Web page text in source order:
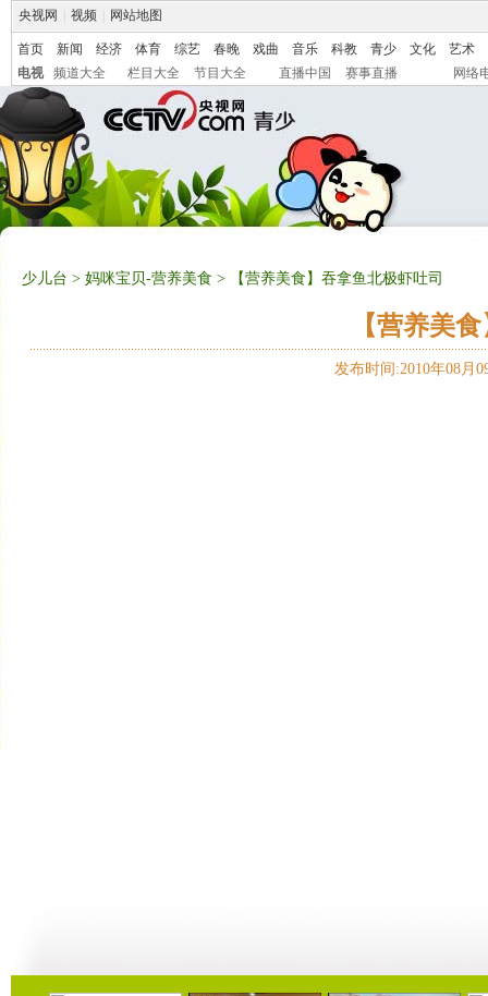
央视网 视频 网站地图
首页 新闻 经济 体育 综艺 春晚 戏曲 音乐 科教 青少 文化
艺术
电视
频道大全 栏目大全 节目大全 直播中国 赛事直播 网络
少儿台 > 妈咪宝贝-营养美食 > 【营养美食】吞拿鱼北极虾吐司
【营养美
发布时间:2010年08月
40:24 07:09 06:34